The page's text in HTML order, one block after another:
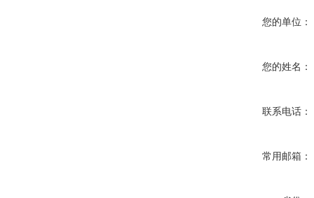
您的单位：
您的姓名：
联系电话：
常用邮箱：